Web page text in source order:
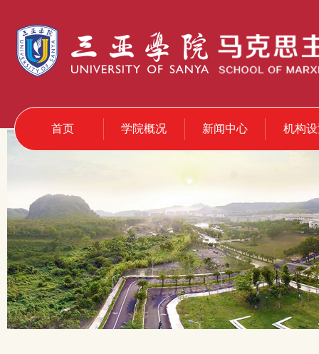
首页 学院概况 新闻中心 机构